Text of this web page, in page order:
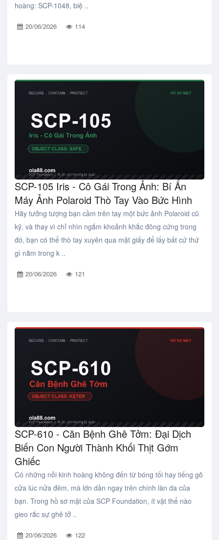
hoàng: SCP-1048, biệ ..
20/06/2026 114
SCP-105 Iris - Cô Gái Trong Ảnh: Bí Ẩn
Máy Ảnh Polaroid Thò Tay Vào Bức Hình
Hãy tưởng tượng bạn cầm trên tay một bức ảnh Polaroid cũ
kỹ, và thay vì chỉ nhìn ngắm khoảnh khắc đông cứng trong
đó, bạn có thể thò tay xuyên qua mặt giấy để lấy bất cứ thứ
gì nằm trong k ..
20/06/2026 121
SCP-610 - Căn Bệnh Ghê Tởm: Đại Dịch
Biến Con Người Thành Khối Thịt Gớm
Ghiếc
Có những nỗi kinh hoàng không đến từ bóng tối hay tiếng gõ
cửa lúc nửa đêm, mà lớn dần ngay trên chính làn da của
bạn. Trong hồ sơ mật của SCP Foundation, ít vật thể nào
gieo rắc sự ghê tở ..
20/06/2026 122